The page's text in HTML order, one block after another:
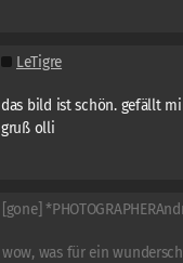
LeTigre
das bild ist schön. gefällt
gruß olli
wow, was für ein